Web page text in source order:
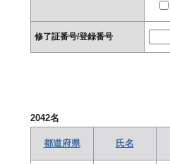
修了証番号/登録番号
2042名
都道府県 氏名